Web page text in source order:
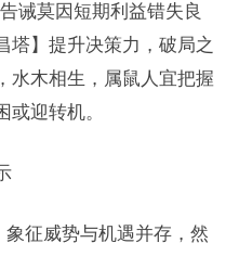
诫莫因短期利益错失良
塔】提升决策力，破局之
水木相生，属鼠人宜把握
迎转机。
象征威势与机遇并存，然